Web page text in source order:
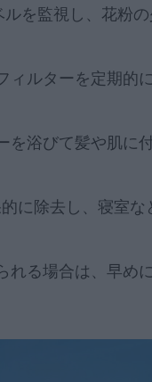
ルを監視し、花粉
ィルターを定期的
を浴びて髪や肌に
に除去し、寝室な
れる場合は、早め